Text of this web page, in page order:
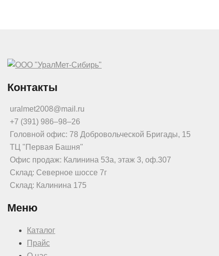
Контакты
uralmet2008@mail.ru
+7 (391) 986‒98‒26
Головной офис: 78 Добровольческой Бригады, 15
ТЦ "Первая Башня"
Офис продаж: Калинина 53а, этаж 3, оф.307
Склад: Северное шоссе 7г
Склад: Калинина 175
Меню
Каталог
Прайс